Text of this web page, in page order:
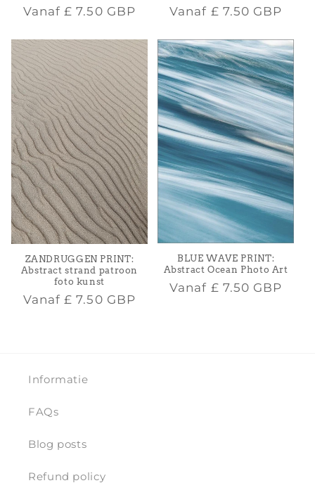
Normale
Vanaf£ 7.50 GBP
Normale
Vanaf £ 7.50 GBP
ZANDRUGGEN PRINT:
Abstract strand patroon
foto kunst
Normale
Vanaf£ 7.50 GBP
BLUE WAVE PRINT:
Abstract Ocean Photo Art
Normale
Vanaf £ 7.50 GBP
Informatie
FAQs
Blog posts
Refund policy